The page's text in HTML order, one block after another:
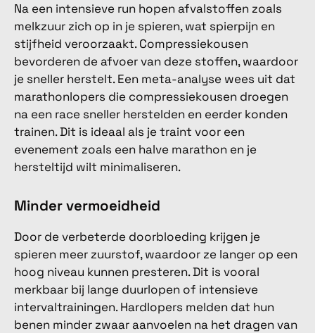
Na een intensieve run hopen afvalstoffen zoals
melkzuur zich op in je spieren, wat spierpijn en
stijfheid veroorzaakt. Compressiekousen
bevorderen de afvoer van deze stoffen, waardoor
je sneller herstelt. Een meta-analyse wees uit dat
marathonlopers die compressiekousen droegen
na een race sneller herstelden en eerder konden
trainen. Dit is ideaal als je traint voor een
evenement zoals een halve marathon en je
hersteltijd wilt minimaliseren.
Minder vermoeidheid
Door de verbeterde doorbloeding krijgen je
spieren meer zuurstof, waardoor ze langer op een
hoog niveau kunnen presteren. Dit is vooral
merkbaar bij lange duurlopen of intensieve
intervaltrainingen. Hardlopers melden dat hun
benen minder zwaar aanvoelen na het dragen van